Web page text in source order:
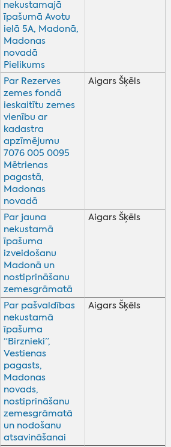
nekustamajā
īpašumā Avotu
ielā 5A, Madonā,
Madonas
novadā
Pielikums
Par Rezerves
zemes fondā
ieskaitītu zemes
vienību ar
kadastra
apzīmējumu
7076 005 0095
Mētrienas
pagastā,
Madonas
novadā
Aigars Šķēls
Par jauna
nekustamā
īpašuma
izveidošanu
Madonā un
nostiprināšanu
zemesgrāmatā
Aigars Šķēls
Par pašvaldības
nekustamā
īpašuma
“Birznieki”,
Vestienas
pagasts,
Madonas
novads,
nostiprināšanu
zemesgrāmatā
un nodošanu
atsavināšanai
Aigars Šķēls